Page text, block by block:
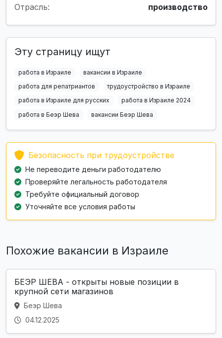
Отрасль: производство
Эту страницу ищут
работа в Израиле
вакансии в Израиле
работа для репатриантов
трудоустройство в Израиле
работа в Израиле для русских
работа в Израиле 2024
работа в Беэр Шева
вакансии Беэр Шева
Безопасность при трудоустройстве
Не переводите деньги работодателю
Проверяйте легальность работодателя
Требуйте официальный договор
Уточняйте все условия работы
Похожие вакансии в Израиле
БЕЭР ШЕВА - открыты новые позиции в
крупной сети магазинов
Беэр Шева
04.12.2025